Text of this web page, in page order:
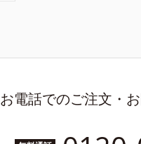
お電話でのご注文・